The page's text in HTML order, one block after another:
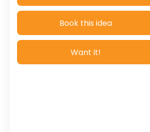
Book this idea
Want it!